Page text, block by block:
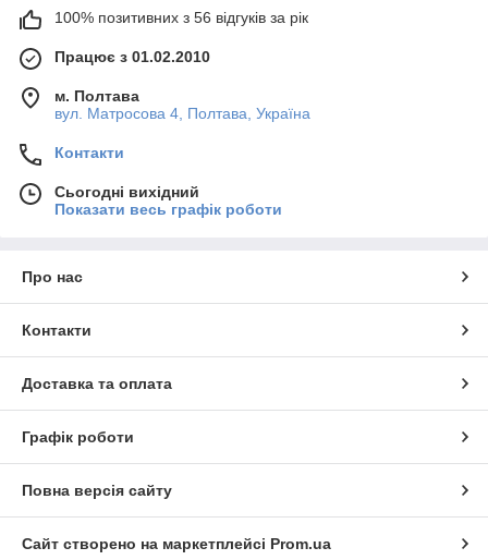
100% позитивних з 56 відгуків за рік
Працює з 01.02.2010
м. Полтава
вул. Матросова 4, Полтава, Україна
Контакти
Сьогодні вихідний
Показати весь графік роботи
Про нас
Контакти
Доставка та оплата
Графік роботи
Повна версія сайту
Сайт створено на маркетплейсі Prom.ua